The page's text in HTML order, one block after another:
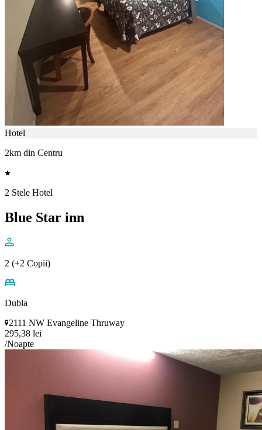
Hotel
2km din Centru
2 Stele Hotel
Blue Star inn
2 (+2 Copii)
Dubla
2111 NW Evangeline Thruway
295,38 lei
/Noapte